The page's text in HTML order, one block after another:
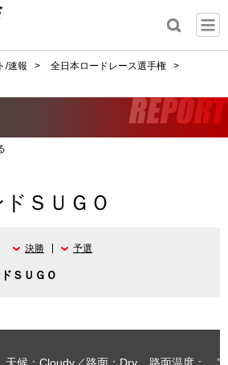
/速報 > 全日本ロードレース選手権
>
ＳＵＧＯ
ＳＵＧＯ
決勝 予選